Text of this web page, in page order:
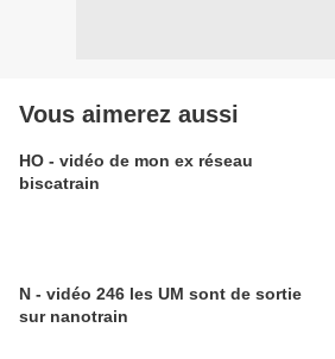
Vous aimerez aussi
HO - vidéo de mon ex réseau
biscatrain
N - vidéo 246 les UM sont de sortie
sur nanotrain